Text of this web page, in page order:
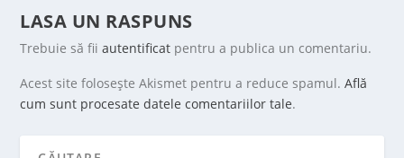
LASA UN RASPUNS
Trebuie să fiiautentificat pentru a publica un comentariu.
Acest site folosește Akismet pentru a reduce spamul.Află
cum sunt procesate datele comentariilor tale.